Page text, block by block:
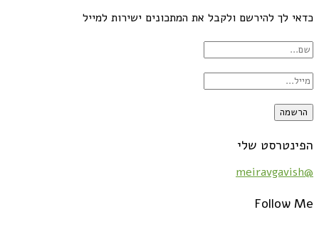
כדאי לך להירשם ולקבל את המתכונים ישירות למייל
הפינטרסט שלי
@meiravgavish
Follow Me